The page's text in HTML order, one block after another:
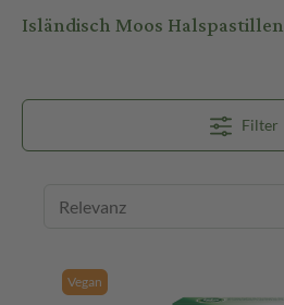
Isländisch Moos Halspastillen
Filter
Vegan